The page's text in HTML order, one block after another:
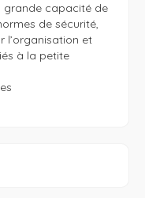
grande capacité de
de sécurité,
l’organisation et
à la petite